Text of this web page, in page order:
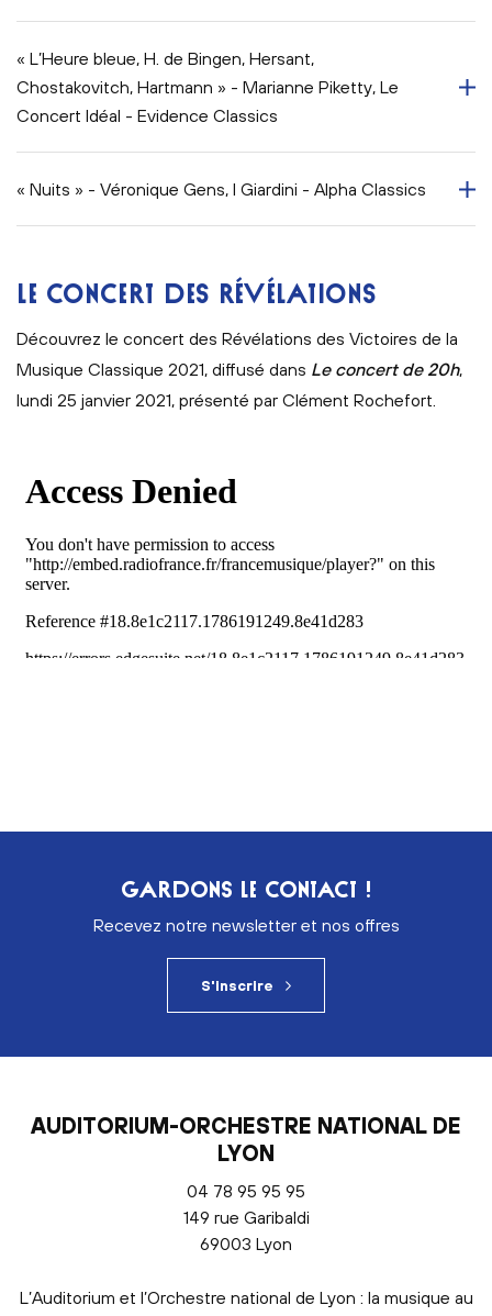
« L’Heure bleue, H. de Bingen, Hersant,
Chostakovitch, Hartmann » - Marianne Piketty, Le
Concert Idéal - Evidence Classics
« Nuits » - Véronique Gens, I Giardini - Alpha Classics
LE CONCERT DES RÉVÉLATIONS
Découvrez le concert des Révélations des Victoires de la
Musique Classique 2021, diffusé dans Le concert de 20h,
lundi 25 janvier 2021, présenté par Clément Rochefort.
GARDONS LE CONTACT !
Recevez notre newsletter et nos offres
S'inscrire
AUDITORIUM-ORCHESTRE NATIONAL DE
LYON
04 78 95 95 95
149 rue Garibaldi
69003 Lyon
L’Auditorium et l’Orchestre national de Lyon : la musique au